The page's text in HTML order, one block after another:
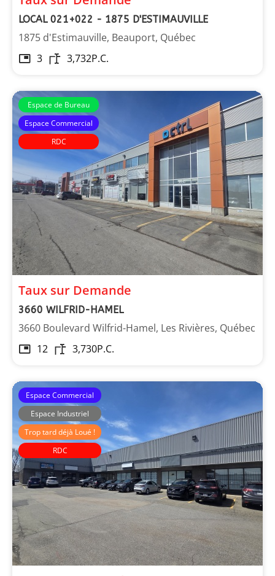
LOCAL 021+022 - 1875 D'ESTIMAUVILLE
1875 d'Estimauville, Beauport, Québec
3
3,732P.C.
Espace de Bureau
Espace Commercial
RDC
Taux sur Demande
3660 WILFRID-HAMEL
3660 Boulevard Wilfrid-Hamel, Les Rivières, Québec
12
3,730P.C.
Espace Commercial
Espace Industriel
Trop tard déjà Loué !
RDC
Immeubles Laberge